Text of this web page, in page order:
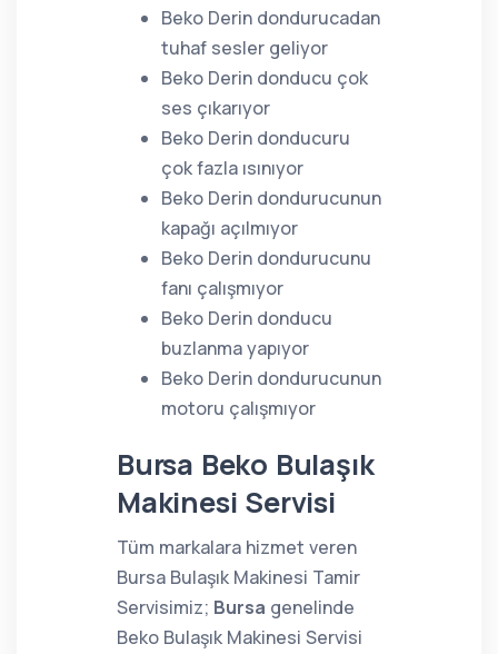
Beko Derin dondurucadan
tuhaf sesler geliyor
Beko Derin donducu çok
ses çıkarıyor
Beko Derin donducuru
çok fazla ısınıyor
Beko Derin dondurucunun
kapağı açılmıyor
Beko Derin dondurucunu
fanı çalışmıyor
Beko Derin donducu
buzlanma yapıyor
Beko Derin dondurucunun
motoru çalışmıyor
Bursa Beko Bulaşık
Makinesi Servisi
Tüm markalara hizmet veren
Bursa Bulaşık Makinesi Tamir
Servisimiz; Bursa genelinde
Beko Bulaşık Makinesi Servisi